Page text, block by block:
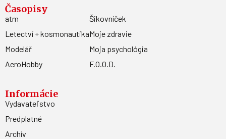
Časopisy
atm
Letectví + kosmonautika
Modelář
AeroHobby
Šikovníček
Moje zdravie
Moja psychológia
F.O.O.D.
Informácie
Vydavateľstvo
Predplatné
Archív